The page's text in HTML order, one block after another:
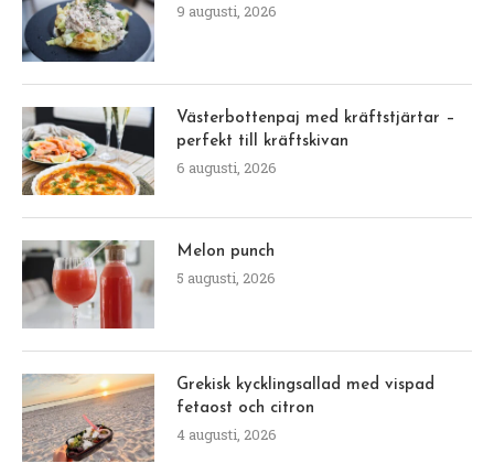
9 augusti, 2026
Västerbottenpaj med kräftstjärtar –
perfekt till kräftskivan
6 augusti, 2026
Melon punch
5 augusti, 2026
Grekisk kycklingsallad med vispad
fetaost och citron
4 augusti, 2026